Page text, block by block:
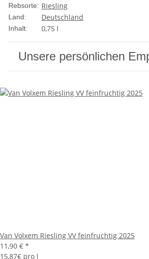
Rebsorte: Riesling
Land: Deutschland
Inhalt: 0,75 l
Unsere persönlichen
Van Volxem Riesling VV feinfruchtig 2025
11,90 € *
15,87€ pro l